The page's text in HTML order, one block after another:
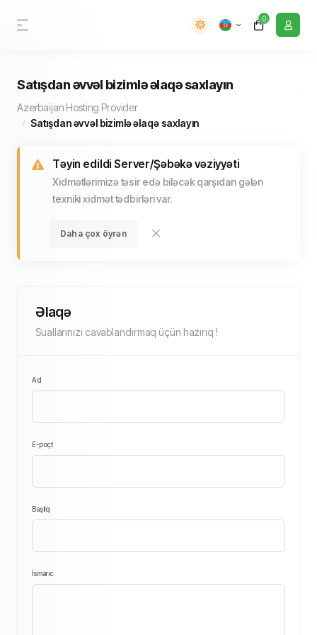
0
Satışdan əvvəl bizimlə əlaqə saxlayın
Azerbaijan Hosting Provider
Satışdan əvvəl bizimlə əlaqə saxlayın
Təyin edildi Server/Şəbəkə vəziyyəti
Xidmətlərimizə təsir edə biləcək qarşıdan gələn
texniki xidmət tədbirləri var.
Daha çox öyrən
Əlaqə
Suallarınızı cavablandırmaq üçün hazırıq !
Ad
E-poçt
Başlıq
İsmarıc